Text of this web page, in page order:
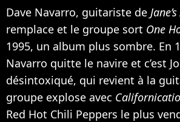
Dave Navarro, guitariste de
remplace et le groupe sort One
1995, un album plus sombre. En
Navarro quitte le navire et c’est
désintoxiqué, qui revient à la
groupe explose avec
Red Hot Chili Peppers le plus